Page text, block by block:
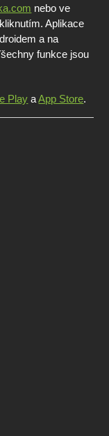
nebo ve
Aplikace
a na
funkce jsou
Play aApp Store.